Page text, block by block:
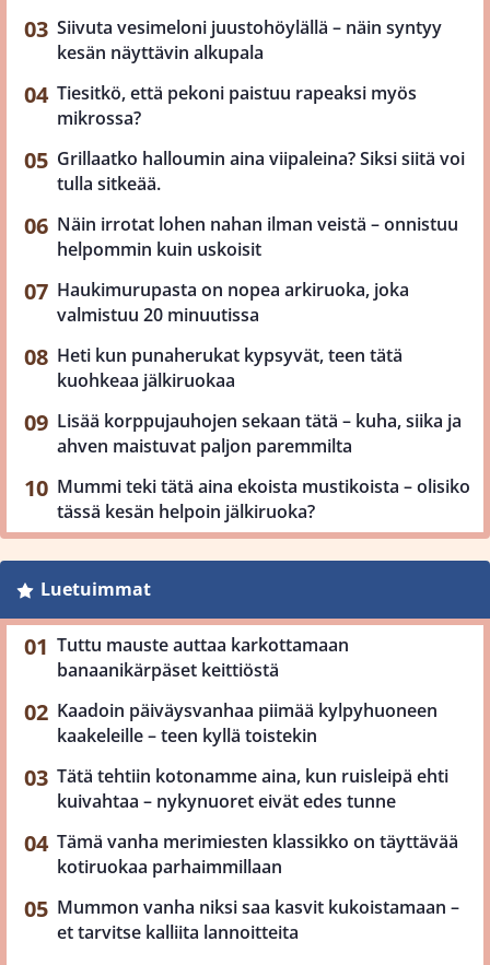
Siivuta vesimeloni juustohöylällä – näin syntyy
kesän näyttävin alkupala
Tiesitkö, että pekoni paistuu rapeaksi myös
mikrossa?
Grillaatko halloumin aina viipaleina? Siksi siitä voi
tulla sitkeää.
Näin irrotat lohen nahan ilman veistä – onnistuu
helpommin kuin uskoisit
Haukimurupasta on nopea arkiruoka, joka
valmistuu 20 minuutissa
Heti kun punaherukat kypsyvät, teen tätä
kuohkeaa jälkiruokaa
Lisää korppujauhojen sekaan tätä – kuha, siika ja
ahven maistuvat paljon paremmilta
Mummi teki tätä aina ekoista mustikoista – olisiko
tässä kesän helpoin jälkiruoka?
Luetuimmat
Tuttu mauste auttaa karkottamaan
banaanikärpäset keittiöstä
Kaadoin päiväysvanhaa piimää kylpyhuoneen
kaakeleille – teen kyllä toistekin
Tätä tehtiin kotonamme aina, kun ruisleipä ehti
kuivahtaa – nykynuoret eivät edes tunne
Tämä vanha merimiesten klassikko on täyttävää
kotiruokaa parhaimmillaan
Mummon vanha niksi saa kasvit kukoistamaan –
et tarvitse kalliita lannoitteita